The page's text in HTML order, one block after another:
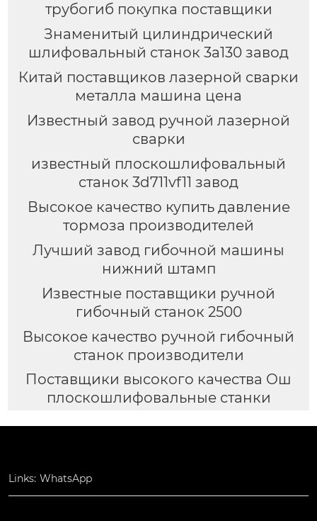
трубогиб покупка поставщики
Знаменитый цилиндрический
шлифовальный станок 3a130 завод
Китай поставщиков лазерной сварки
металла машина цена
Известный завод ручной лазерной
сварки
известный плоскошлифовальный
станок 3d711vf11 завод
Высокое качество купить давление
тормоза производителей
Лучший завод гибочной машины
нижний штамп
Известные поставщики ручной
гибочный станок 2500
Высокое качество ручной гибочный
станок производители
Поставщики высокого качества Ош
плоскошлифовальные станки
Links: WhatsApp